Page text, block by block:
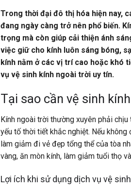
Trong thời đại đô thị hóa hiện nay,
đang ngày càng trở nên phổ biến.
trọng mà còn giúp cải thiện ánh
việc giữ cho kính luôn sáng bóng,
kính nằm ở các vị trí cao hoặc khó
vụ vệ sinh kính ngoài trời uy tín.
Tại sao cần vệ sinh
Kính ngoài trời thường xuyên phải
yếu tố thời tiết khắc nghiệt. Nếu
làm giảm đi vẻ đẹp tổng thể của tòa
vàng, ăn mòn kính, làm giảm tuổi thọ
Lợi ích khi sử dụng dịch vụ vệ